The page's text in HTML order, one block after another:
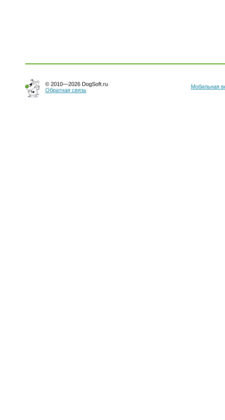
© 2010—2026 DogSoft.ru
Обратная связь
Мобильная